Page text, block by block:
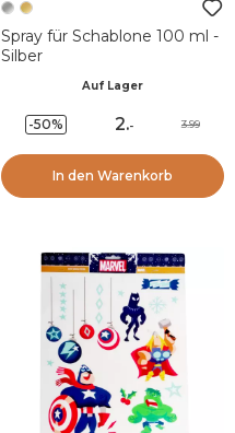
Spray für Schablone 100 ml -
Silber
Auf Lager
-50% 2.- 3.99
In den Warenkorb